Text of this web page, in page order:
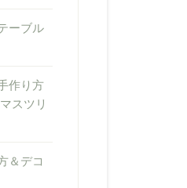
ーブル
作り方
スツリ
＆デコ